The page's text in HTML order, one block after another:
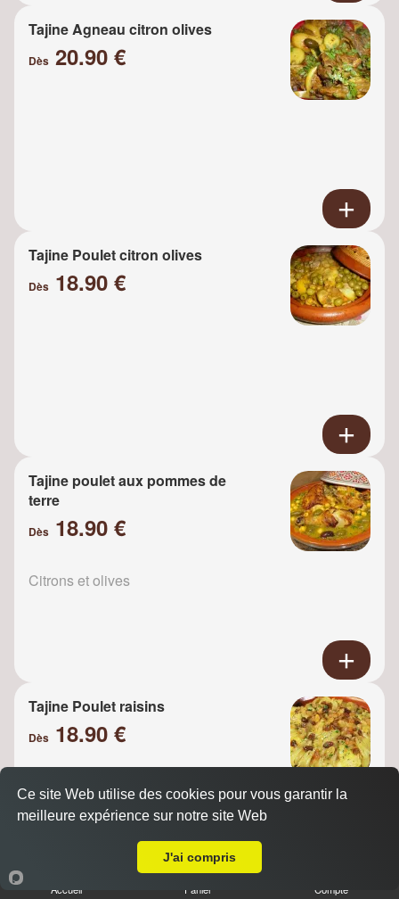
Tajine Agneau citron olives
Dès 20.90 €
Tajine Poulet citron olives
Dès 18.90 €
Tajine poulet aux pommes de
terre
Dès 18.90 €
Citrons et olives
Tajine Poulet raisins
Dès 18.90 €
Oignons
Accueil Panier Compte
Ce site Web utilise des cookies pour vous garantir la
meilleure expérience sur notre site Web
J'ai compris